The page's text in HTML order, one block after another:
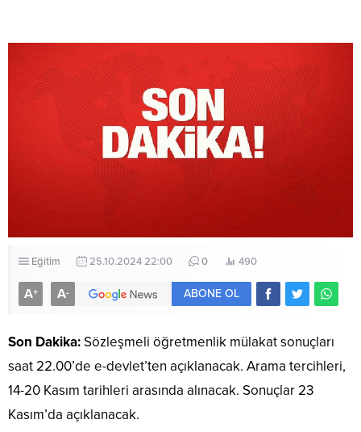
Eğitim 25.10.2024 22:00 0 490
A+ A- ABONE OL
Son Dakika:Sözleşmeli öğretmenlik mülakat sonuçları
saat 22.00’de e-devlet’ten açıklanacak. Arama tercihleri,
14-20 Kasım tarihleri arasında alınacak. Sonuçlar 23
Kasım’da açıklanacak.